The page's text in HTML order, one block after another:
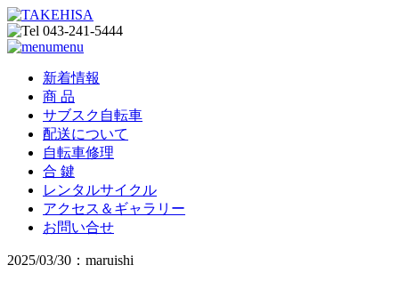
menu
新着情報
商 品
サブスク自転車
配送について
自転車修理
合 鍵
レンタルサイクル
アクセス＆ギャラリー
お問い合せ
2025/03/30：maruishi